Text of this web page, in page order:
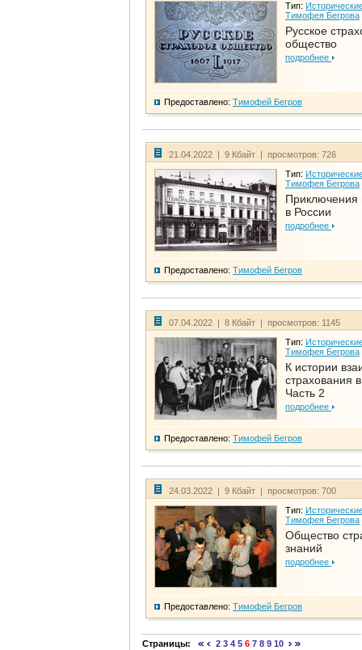
Тип:
Тимофея Бегрова
Русское
общество
подробнее
Предоставлено: Тимофей Бегров
21.04.2022 | 9 Кбайт | просмотров: 726
Тип:
Тимофея Бегрова
Приключения
в России
подробнее
Предоставлено: Тимофей Бегров
07.04.2022 | 8 Кбайт | просмотров: 1145
Тип:
Тимофея Бегрова
К истории
страхования
Часть 2
подробнее
Предоставлено: Тимофей Бегров
24.03.2022 | 9 Кбайт | просмотров: 700
Тип:
Тимофея Бегрова
Общество
знаний
подробнее
Предоставлено: Тимофей Бегров
Страницы: 2 3 4 5 6 7 8 9 10